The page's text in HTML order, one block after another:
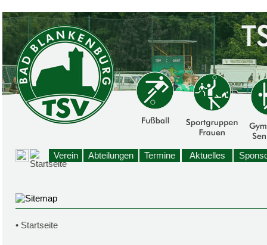
Verein Abteilungen Termine Aktuelles
• Startseite